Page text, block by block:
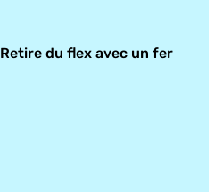
Retire du flex avec un fer